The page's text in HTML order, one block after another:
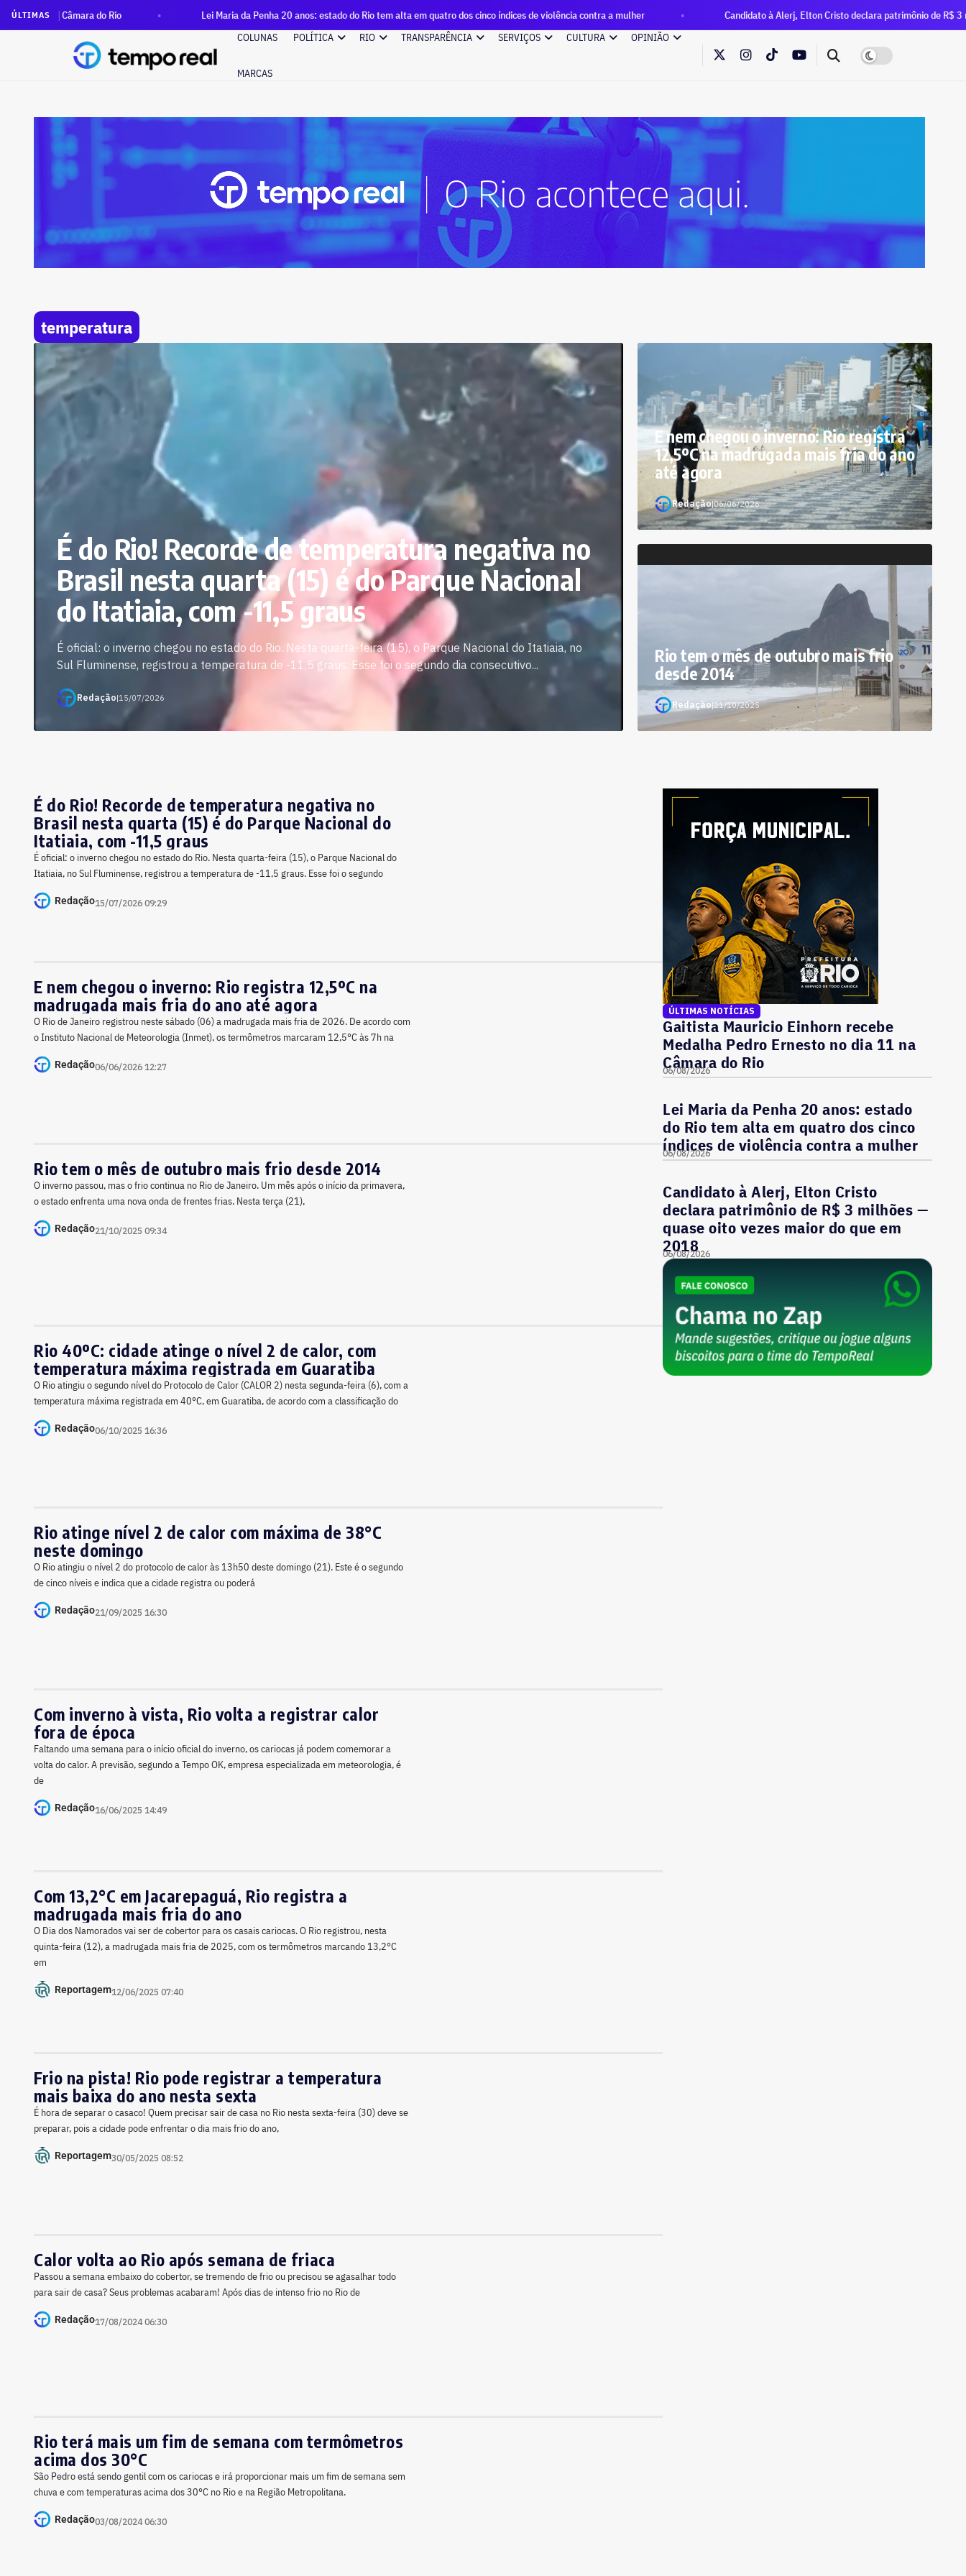
ÚLTIMAS
do Rio Lei Maria da Penha 20 anos: estado do Rio tem alta em quatro dos cinco índices de violência contra a mulher
Candidato à Alerj, Elton Cristo declara patrimônio de R$ 3 milhões — quase
COLUNAS
POLÍTICA RIO TRANSPARÊNCIA SERVIÇOS CULTURA OPINIÃO
MARCAS
temperatura
É do Rio! Recorde de temperatura negativa no
Brasil nesta quarta (15) é do Parque Nacional
do Itatiaia, com -11,5 graus
É oficial: o inverno chegou no estado do Rio. Nesta quarta-feira (15), o Parque Nacional do Itatiaia, no
Sul Fluminense, registrou a temperatura de -11,5 graus. Esse foi o segundo dia consecutivo...
Redação|15/07/2026
E nem chegou o inverno: Rio registra
12,5ºC na madrugada mais fria do ano
até agora
Redação|06/06/2026
Rio tem o mês de outubro mais frio
desde 2014
Redação|21/10/2025
É do Rio! Recorde de temperatura negativa no
Brasil nesta quarta (15) é do Parque Nacional do
Itatiaia, com -11,5 graus
É oficial: o inverno chegou no estado do Rio. Nesta quarta-feira (15), o Parque Nacional do
Itatiaia, no Sul Fluminense, registrou a temperatura de -11,5 graus. Esse foi o segundo
Redação15/07/2026 09:29
E nem chegou o inverno: Rio registra 12,5ºC na
madrugada mais fria do ano até agora
O Rio de Janeiro registrou neste sábado (06) a madrugada mais fria de 2026. De acordo com
o Instituto Nacional de Meteorologia (Inmet), os termômetros marcaram 12,5°C às 7h na
Redação06/06/2026 12:27
Rio tem o mês de outubro mais frio desde 2014
O inverno passou, mas o frio continua no Rio de Janeiro. Um mês após o início da primavera,
o estado enfrenta uma nova onda de frentes frias. Nesta terça (21),
Redação21/10/2025 09:34
Rio 40ºC: cidade atinge o nível 2 de calor, com
temperatura máxima registrada em Guaratiba
O Rio atingiu o segundo nível do Protocolo de Calor (CALOR 2) nesta segunda-feira (6), com a
temperatura máxima registrada em 40°C, em Guaratiba, de acordo com a classificação do
Redação06/10/2025 16:36
Rio atinge nível 2 de calor com máxima de 38°C
neste domingo
O Rio atingiu o nível 2 do protocolo de calor às 13h50 deste domingo (21). Este é o segundo
de cinco níveis e indica que a cidade registra ou poderá
Redação21/09/2025 16:30
Com inverno à vista, Rio volta a registrar calor
fora de época
Faltando uma semana para o início oficial do inverno, os cariocas já podem comemorar a
volta do calor. A previsão, segundo a Tempo OK, empresa especializada em meteorologia, é
de
Redação16/06/2025 14:49
Com 13,2°C em Jacarepaguá, Rio registra a
madrugada mais fria do ano
O Dia dos Namorados vai ser de cobertor para os casais cariocas. O Rio registrou, nesta
quinta-feira (12), a madrugada mais fria de 2025, com os termômetros marcando 13,2°C
em
Reportagem12/06/2025 07:40
Frio na pista! Rio pode registrar a temperatura
mais baixa do ano nesta sexta
É hora de separar o casaco! Quem precisar sair de casa no Rio nesta sexta-feira (30) deve se
preparar, pois a cidade pode enfrentar o dia mais frio do ano,
Reportagem30/05/2025 08:52
Calor volta ao Rio após semana de friaca
Passou a semana embaixo do cobertor, se tremendo de frio ou precisou se agasalhar todo
para sair de casa? Seus problemas acabaram! Após dias de intenso frio no Rio de
Redação17/08/2024 06:30
Rio terá mais um fim de semana com termômetros
acima dos 30°C
São Pedro está sendo gentil com os cariocas e irá proporcionar mais um fim de semana sem
chuva e com temperaturas acima dos 30°C no Rio e na Região Metropolitana.
Redação03/08/2024 06:30
ÚLTIMAS NOTÍCIAS
Gaitista Mauricio Einhorn recebe
Medalha Pedro Ernesto no dia 11 na
Câmara do Rio
06/08/2026
Lei Maria da Penha 20 anos: estado
do Rio tem alta em quatro dos cinco
índices de violência contra a mulher
06/08/2026
Candidato à Alerj, Elton Cristo
declara patrimônio de R$ 3 milhões —
quase oito vezes maior do que em
2018
06/08/2026